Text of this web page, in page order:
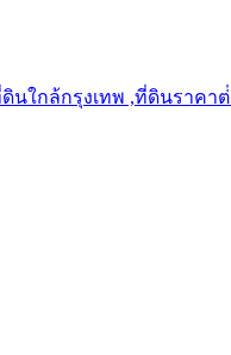
ใกล้กรุงเทพ ,ที่ดินราคา